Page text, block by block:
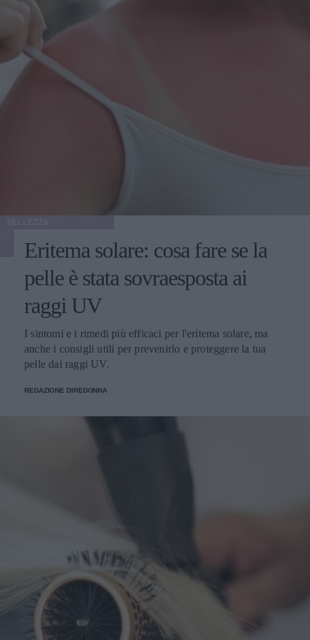
Eritema solare: cosa fare se la
pelle è stata sovraesposta ai
raggi UV
I sintomi e i rimedi più efficaci per l'eritema solare, ma
anche i consigli utili per prevenirlo e proteggere la tua
pelle dai raggi UV.
REDAZIONE DIREDONNA